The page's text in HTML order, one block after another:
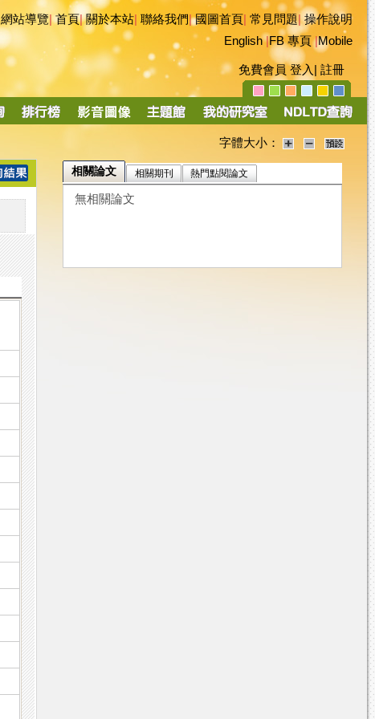
網站導覽|首頁|關於本站 聯絡我們|國圖首頁 常見問題|操作說明
English|FB 專頁|Mobile
免費會員 登入 註冊
字體大小：
相關論文 相關期刊 熱門點閱論文
無相關論文